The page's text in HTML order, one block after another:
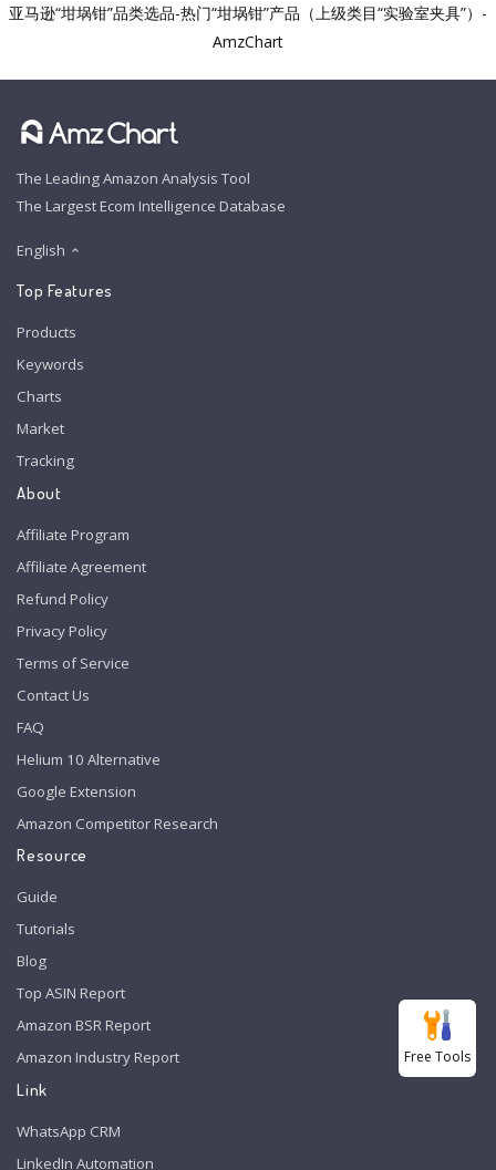
亚马逊“坩埚钳”品类选品-热门“坩埚钳”产品（上级类目“实验室夹具”）-
AmzChart
The Leading Amazon Analysis Tool
The Largest Ecom Intelligence Database
English
Top Features
Products
Keywords
Charts
Market
Tracking
About
Affiliate Program
Affiliate Agreement
Refund Policy
Privacy Policy
Terms of Service
Contact Us
FAQ
Helium 10 Alternative
Google Extension
Amazon Competitor Research
Resource
Guide
Tutorials
Blog
Top ASIN Report
Amazon BSR Report
Amazon Industry Report
Link
WhatsApp CRM
LinkedIn Automation
Free Tools